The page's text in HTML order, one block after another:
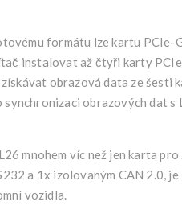
formátu lze kartu PCIe-
instalovat až čtyři karty
obrazová data ze šesti
synchronizaci obrazových dat
mnohem víc než jen karta
a 1x izolovaným CAN 2.0,
vozidla.